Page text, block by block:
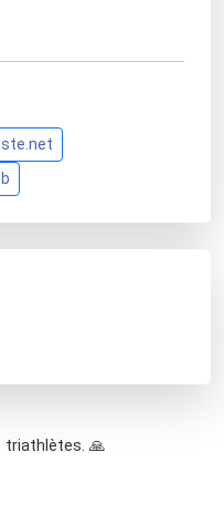
triathlètes. 🙏